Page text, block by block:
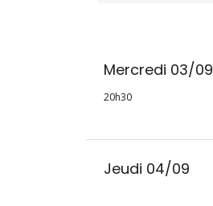
Mercredi 03/09
20h30
Jeudi 04/09